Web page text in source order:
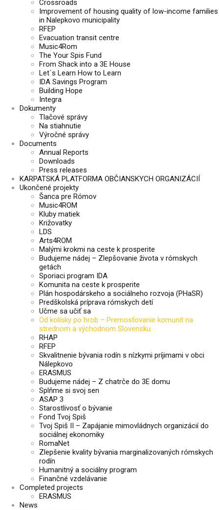
Crossroads
Improvement of housing quality of low-income families
in Nalepkovo municipality
RFEP
Evacuation transit centre
Music4Rom
The Your Spis Fund
From Shack into a 3E House
Let´s Learn How to Learn
IDA Savings Program
Building Hope
Integra
Dokumenty
Tlačové správy
Na stiahnutie
Výročné správy
Documents
Annual Reports
Downloads
Press releases
KARPATSKÁ PLATFORMA OBČIANSKYCH ORGANIZÁCIÍ
Ukončené projekty
Šanca pre Rómov
Music4ROM
Kluby matiek
Križovatky
LDS
Arts4ROM
Malými krokmi na ceste k prosperite
Budujeme nádej – Zlepšovanie života v rómskych
getách
Sporiaci program IDA
Komunita na ceste k prosperite
Plán hospodárskeho a sociálneho rozvoja (PHaSR)
Predškolská príprava rómskych detí
Učme sa učiť sa
Od kolísky po hrob – Premosťovanie komunít na
strednom a východnom Slovensku
RHAP
RFEP
Skvalitnenie bývania rodín s nízkymi príjimami v obci
Nálepkovo
ERASMUS
Budujeme nádej – Z chatrče do 3E domu
Splňme si svoj sen
ASAP 3
Starostlivosť o bývanie
Fond Tvoj Spiš
Tvoj Spiš II – Zapájanie mimovládnych organizácií do
sociálnej ekonomiky
RomaNet
Zlepšenie kvality bývania marginalizovaných rómskych
rodín
Humanitný a sociálny program
Finančné vzdelávanie
Completed projects
ERASMUS
News